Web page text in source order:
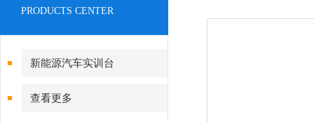
PRODUCTS CENTER
新能源汽车实训台
查看更多